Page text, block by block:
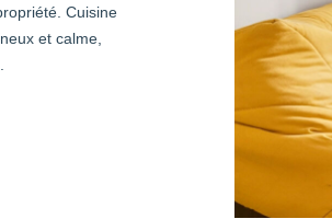
Cuisine
et calme,